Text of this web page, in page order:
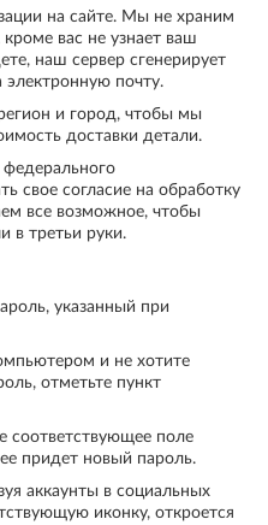
на сайте. Мы не храним
вас не узнает ваш
наш сервер сгенерирует
почту.
и город, чтобы мы
доставки детали.
федерального
свое согласие на обработку
все возможное, чтобы
в третьи руки.
указанный при
и не хотите
отметьте пункт
соответствующее поле
придет новый пароль.
аккаунты в социальных
иконку, откроется